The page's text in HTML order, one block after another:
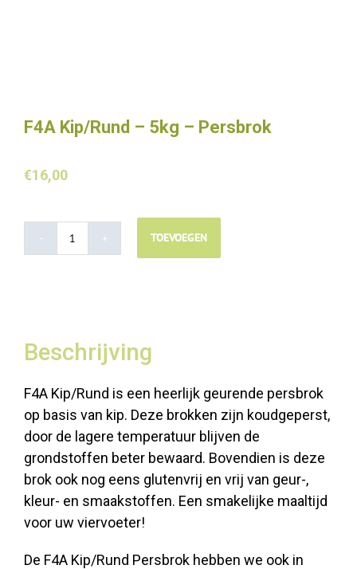
F4A Kip/Rund – 5kg – Persbrok
€16,00
F4A
Persbrok
TOEVOEGEN
Beschrijving
F4A Kip/Rund is een heerlijk geurende persbrok
op basis van kip. Deze brokken zijn koudgeperst,
door de lagere temperatuur blijven de
grondstoffen beter bewaard. Bovendien is deze
brok ook nog eens glutenvrij en vrij van geur-,
kleur- en smaakstoffen. Een smakelijke maaltijd
voor uw viervoeter!
De F4A Kip/Rund Persbrok hebben we ook in